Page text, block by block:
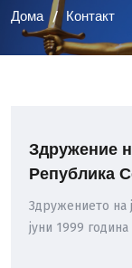
Дома Контакт
Здружение
Република
Здружението на
јуни 1999